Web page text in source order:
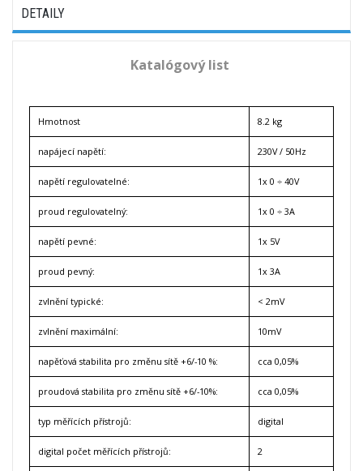
DETAILY
Katalógový list
Hmotnost 8.2 kg
napájecí napětí: 230V / 50Hz
napětí regulovatelné: 1x 0 ÷ 40V
proud regulovatelný: 1x 0 ÷ 3A
napětí pevné: 1x 5V
proud pevný: 1x 3A
zvlnění typické: < 2mV
zvlnění maximální: 10mV
napěťová stabilita pro změnu sítě +6/-10 %: cca 0,05%
proudová stabilita pro změnu sítě +6/-10%: cca 0,05%
typ měřících přístrojů: digital
digital počet měřících přístrojů: 2